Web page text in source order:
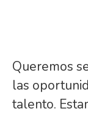
Queremos
las
talento.